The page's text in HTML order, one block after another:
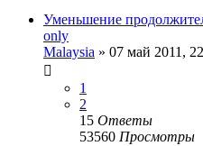
Уменьшение
only
Malaysia » 07 май 2011,
1
2
15 Ответы
53560 Просмотры